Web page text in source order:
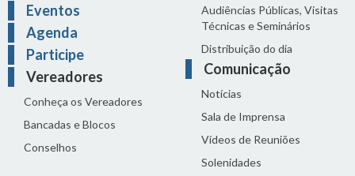
Eventos
Agenda
Participe
Vereadores
Conheça os Vereadores
Bancadas e Blocos
Conselhos
Audiências Públicas, Visitas
Técnicas e Seminários
Distribuição do dia
Comunicação
Notícias
Sala de Imprensa
Vídeos de Reuniões
Solenidades